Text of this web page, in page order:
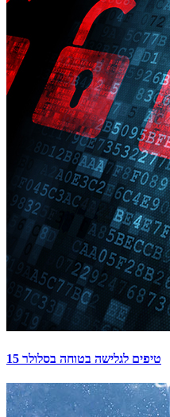
15 טיפים לגלישה בטוחה בסלולר